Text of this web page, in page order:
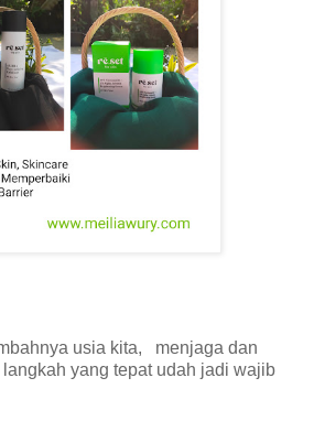
usia kita, menjaga dan
yang tepat udah jadi wajib